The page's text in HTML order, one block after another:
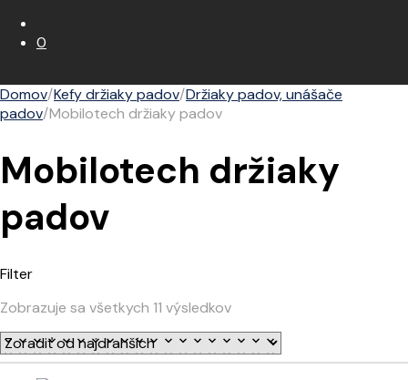
0
Domov/Kefy držiaky padov/Držiaky padov, unášače
padov/Mobilotech držiaky padov
Mobilotech držiaky
padov
Filter
Zobrazuje sa všetkych 11 výsledkov